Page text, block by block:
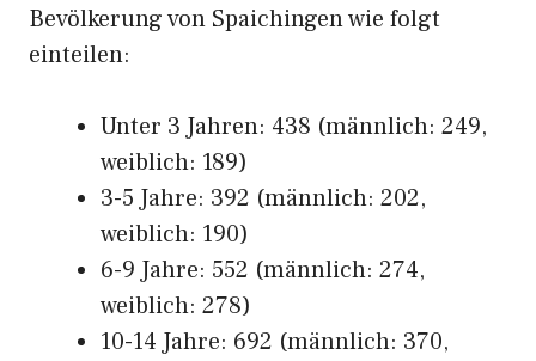
Bevölkerung von Spaichingen wie folgt
einteilen:
Unter 3 Jahren: 438 (männlich: 249,
weiblich: 189)
3-5 Jahre: 392 (männlich: 202,
weiblich: 190)
6-9 Jahre: 552 (männlich: 274,
weiblich: 278)
10-14 Jahre: 692 (männlich: 370,